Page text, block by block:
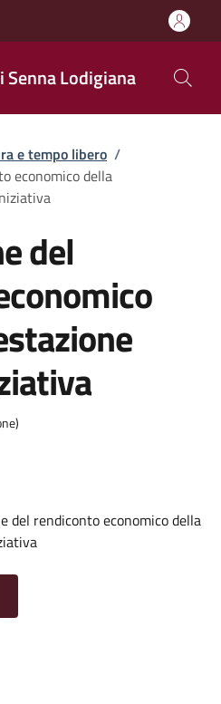
Senna Lodigiana
e tempo libero /
economico della
del
del rendiconto economico della